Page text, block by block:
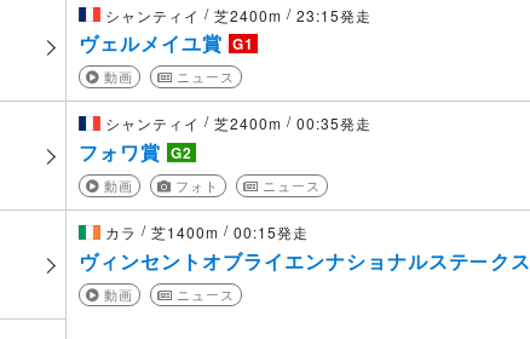
シャンティイ / 芝2400m / 23:15発走
ヴェルメイユ賞 G1
動画 ニュース
シャンティイ / 芝2400m / 00:35発走
フォワ賞 G2
動画 フォト ニュース
カラ / 芝1400m / 00:15発走
ヴィンセントオブライエンナショナルステークス
動画 ニュース